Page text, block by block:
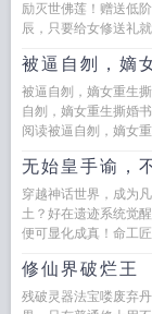
励灭世佛莲！赠送低
辰，只要给女修送礼
被逼自刎，嫡
被逼自刎，嫡女重生
自刎，嫡女重生撕婚
阅读被逼自刎，嫡女
无始皇手谕，
穿越神话世界，成为
土？好在遗迹系统觉
便可显化成真！命工
修仙界破烂王
残破灵器法宝喽废弃